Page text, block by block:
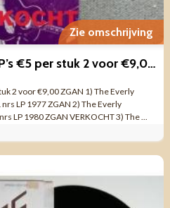
Zie omschrijving
The Everly Brothers 2 LP’s €5 per stuk 2 voor €9,00 ZGAN
2 voor €9,00 ZGAN 1) The Everly
LP 1977 ZGAN 2) The Everly
LP 1980 ZGAN VERKOCHT 3) The ...